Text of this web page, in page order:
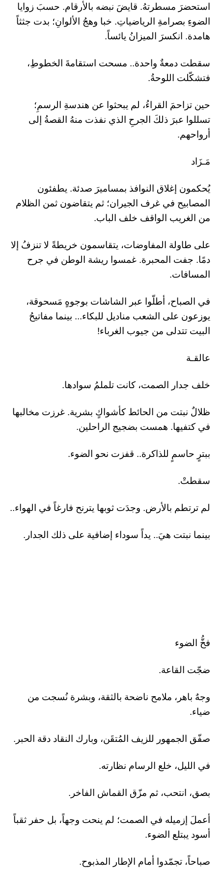
​استحضرَ مسطرتهُ. قايضَ نبضه بالأرقام. حسبَ زوايا
الضوءِ بصرامةِ الرياضياتِ. خبا وهجُ الألوانِ؛ بدت جثثاً
هامدة. انكسرَ الميزانُ يائساً.
​سقطت دمعةٌ واحدة.. مسحت استقامةَ الخطوطِ،
فتشكّلت اللوحةُ.
​حين تزاحمَ القراءُ، لم يبحثوا عن هندسةِ الرسمِ؛
تسللوا عبرَ ذلكَ الجرحِ الذي نفذت منهُ القصةُ إلى
أرواحهم.
مَـزَاد
​يُحكمون إغلاق النوافذ بمساميرَ صدئة. يطفئون
المصابيح في غرف الجيران؛ ثم يتقاضون ثمن الظلام
من الغريب الواقف خلف الباب.
​على طاولة المفاوضات، يتقاسمون خريطةً لا تنزفُ إلا
دمًا. جفت المحبرة. غمسوا ريشة الوطن في جرح
المسافات.
​في الصباح، أطلّوا عبر الشاشات بوجوهٍ مَسحوقة،
يوزعون على الشعب مناديل للبكاء... بينما مفاتيحُ
البيت تتدلى من جيوب الغرباء!
عالقـة
​خلف جدار الصمت، كانت تلملمُ سوادها.
​ظلالٌ نبتت من الحائط كأشواكٍ بشرية. غرزت مخالبها
في كتفيها. همست بضجيج الراحلين.
​ببترٍ حاسمٍ للذاكرة.. قفزت نحو الضوء.
​سقطتْ.
​لم ترتطم بالأرض. وجدَت ثوبها يترنح فارغاً في الهواء..
​بينما نبتت هيَ.. يداً سوداء إضافية على ذلك الجدار.
فخُّ الضوء
​ضجّت القاعة.
وجهٌ باهر، ملامح ناضحة بالثقة، وبشرة نُسجت من
ضياء.
صفّق الجمهور للزيف المُتقَن، وبارك النقاد دقة الحبر.
في الليل، خلع الرسام نظارته.
بصق، انتحب، ثم مزّق القماش الفاخر.
أعملَ إزميله في الصمت؛ لم ينحت وجهاً، بل حفر ثقباً
أسود يبتلع الضوء.
صباحاً، تجمّدوا أمام الإطار المذبوح.